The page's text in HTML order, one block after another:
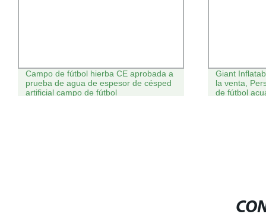
Campo de fútbol hierba CE aprobada a
prueba de agua de espesor de césped
artificial campo de fútbol
Giant
la venta,
de fútbol